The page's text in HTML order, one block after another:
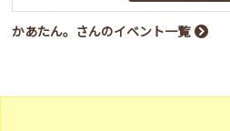
かあたん。さんのイベント一覧